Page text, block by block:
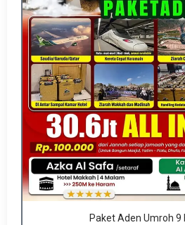
Paket Aden Umroh 9